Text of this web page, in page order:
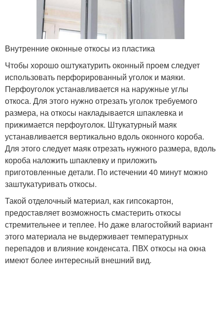
Внутренние оконные откосы из пластика
Чтобы хорошо оштукатурить оконный проем следует
использовать перфорированный уголок и маяки.
Перфоуголок устанавливается на наружные углы
откоса. Для этого нужно отрезать уголок требуемого
размера, на откосы накладывается шпаклевка и
прижимается перфоуголок. Штукатурный маяк
устанавливается вертикально вдоль оконного короба.
Для этого следует маяк отрезать нужного размера, вдоль
короба наложить шпаклевку и приложить
приготовленные детали. По истечении 40 минут можно
заштукатуривать откосы.
Такой отделочный материал, как гипсокартон,
предоставляет возможность смастерить откосы
стремительнее и теплее. Но даже влагостойкий вариант
этого материала не выдерживает температурных
перепадов и влияние конденсата. ПВХ откосы на окна
имеют более интересный внешний вид.